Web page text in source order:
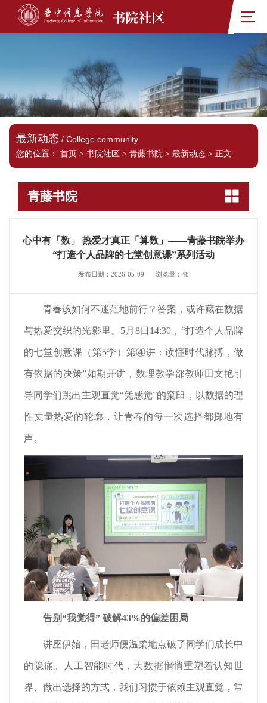
书院社区
最新动态 / College community
您的位置：
首页 > 书院社区 > 青藤书院 > 最新动态 > 正文
青藤书院
心中有「数」 热爱才真正「算数」——青藤书院举办
“打造个人品牌的七堂创意课”系列活动
发布日期：2026-05-09 浏览量： 48
青春该如何不迷茫地前行？答案，或许藏在数据
与热爱交织的光影里。5月8日14:30，“打造个人品牌
的七堂创意课（第5季）第④讲：读懂时代脉搏，做
有依据的决策”如期开讲，数理教学部教师田文艳引
导同学们跳出主观直觉“凭感觉”的窠臼，以数据的理
性丈量热爱的轮廓，让青春的每一次选择都掷地有
声。
告别“我觉得” 破解43%的偏差困局
讲座伊始，田老师便温柔地点破了同学们成长中
的隐痛。人工智能时代，大数据悄悄重塑着认知世
界、做出选择的方式，我们习惯于依赖主观直觉，常